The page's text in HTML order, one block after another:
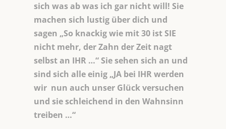
sich was ab was ich gar nicht will! Sie
machen sich lustig über dich und
sagen „So knackig wie mit 30 ist SIE
nicht mehr, der Zahn der Zeit nagt
selbst an IHR …“ Sie sehen sich an und
sind sich alle einig „JA bei IHR werden
wir nun auch unser Glück versuchen
und sie schleichend in den Wahnsinn
treiben …“